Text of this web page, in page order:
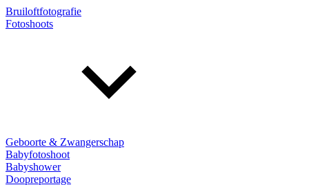
Bruiloftfotografie
Fotoshoots
Geboorte & Zwangerschap
Babyfotoshoot
Babyshower
Doopreportage